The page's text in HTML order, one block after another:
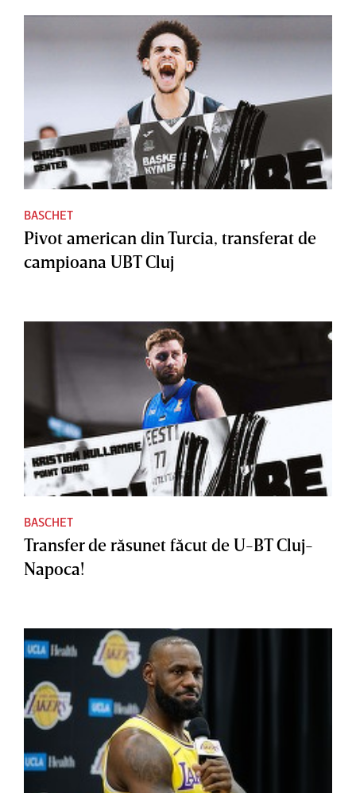
BASCHET
Pivot american din Turcia, transferat de
campioana UBT Cluj
BASCHET
Transfer de răsunet făcut de U-BT Cluj-
Napoca!